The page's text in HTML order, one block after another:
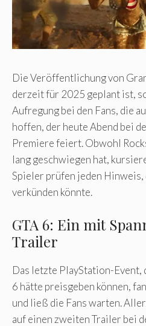
Die Veröffentlichung von
derzeit für 2025 geplant ist,
Aufregung bei den Fans, die
hoffen, der heute Abend bei
Premiere feiert. Obwohl
lang geschwiegen hat,
Spieler prüfen jeden
verkünden könnte.
GTA 6: Ein mit
Trailer
Das letzte PlayStation-Event,
6 hätte preisgeben können,
und ließ die Fans warten.
auf einen zweiten Trailer bei